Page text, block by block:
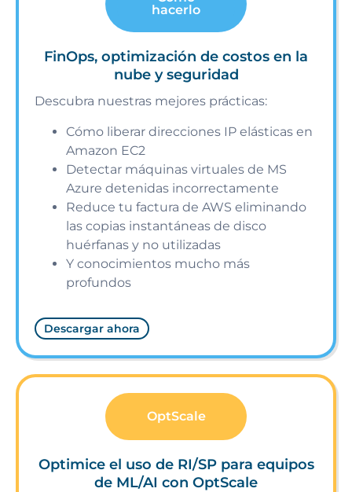
hacerlo
FinOps, optimización de costos en la
nube y seguridad
Descubra nuestras mejores prácticas:
Cómo liberar direcciones IP elásticas en
Amazon EC2
Detectar máquinas virtuales de MS
Azure detenidas incorrectamente
Reduce tu factura de AWS eliminando
las copias instantáneas de disco
huérfanas y no utilizadas
Y conocimientos mucho más
profundos
Descargar ahora
OptScale
Optimice el uso de RI/SP para equipos
de ML/AI con OptScale